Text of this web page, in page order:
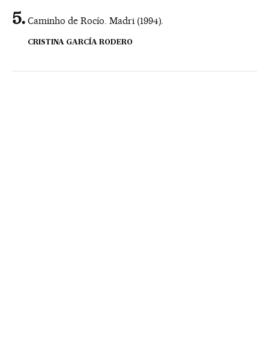
Caminho de Rocío. Madri (1994).
CRISTINA GARCÍA RODERO